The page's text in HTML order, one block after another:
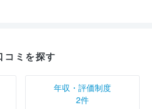
コミを探す
年収・評価制度
2件